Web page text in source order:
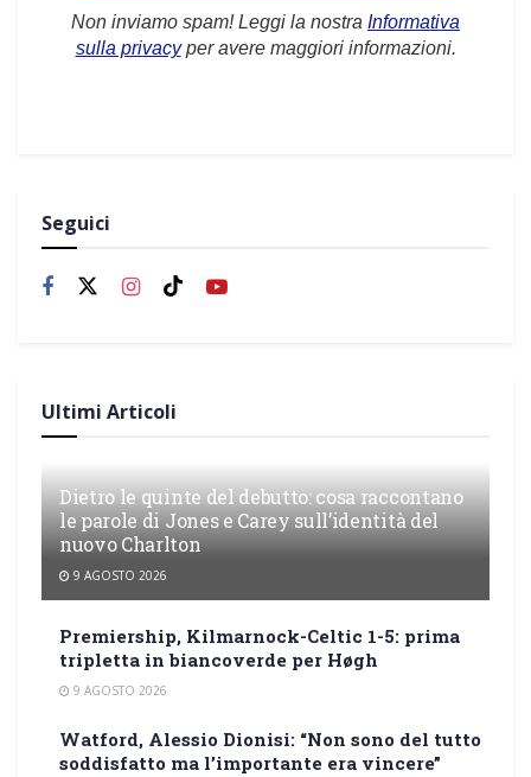
Non inviamo spam! Leggi la nostra Informativa
sulla privacyper avere maggiori informazioni.
Seguici
Ultimi Articoli
Dietro le quinte del debutto: cosa raccontano
le parole di Jones e Carey sull’identità del
nuovo Charlton
9 AGOSTO 2026
Premiership, Kilmarnock-Celtic 1-5: prima
tripletta in biancoverde per Høgh
9 AGOSTO 2026
Watford, Alessio Dionisi: “Non sono del tutto
soddisfatto ma l’importante era vincere”